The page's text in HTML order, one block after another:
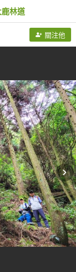
鹿林道
關注他